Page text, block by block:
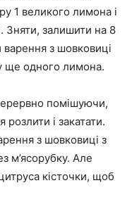
1 великого лимона і
Зняти, залишити на 8
з шовковиці
ще одного лимона.
помішуючи,
і закатати.
з шовковиці з
м’ясорубку. Але
кісточки, щоб